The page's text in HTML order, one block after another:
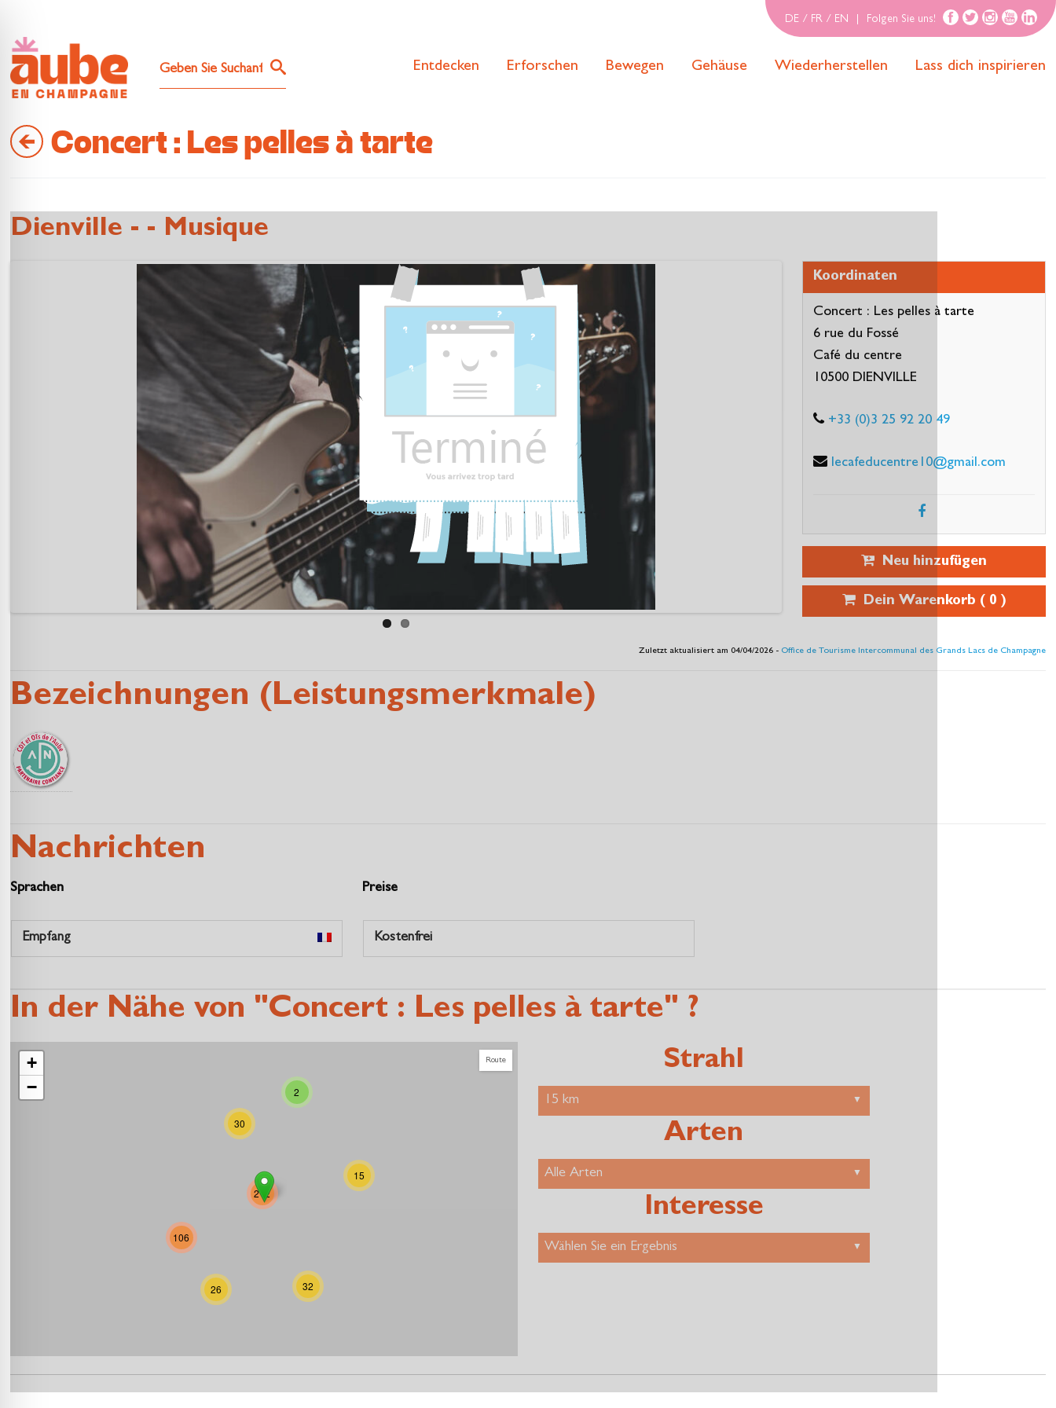
DE / FR / EN Folgen Sie uns!
Entdecken Erforschen Bewegen Gehäuse Wiederherstellen Lass dich inspirieren
Concert : Les pelles à tarte
Dienville - - Musique
Koordinaten
Concert : Les pelles à tarte
6 rue du Fossé
Café du centre
10500 DIENVILLE
+33 (0)3 25 92 20 49
lecafeducentre10@gmail.com
Neu hinzufügen
Dein Warenkorb ( 0 )
Zuletzt aktualisiert am 04/04/2026 - Office de Tourisme Intercommunal des Grands Lacs de Champagne
Bezeichnungen (Leistungsmerkmale)
Nachrichten
Sprachen
Empfang
Preise
Kostenfrei
In der Nähe von "Concert : Les pelles à tarte" ?
Route
2
26
15
32
106
30
212
+
−
Strahl
Arten
Interesse